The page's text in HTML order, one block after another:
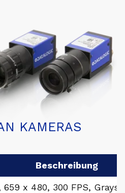
KAMERAS
Beschreibung
659 x 480, 300 FPS,